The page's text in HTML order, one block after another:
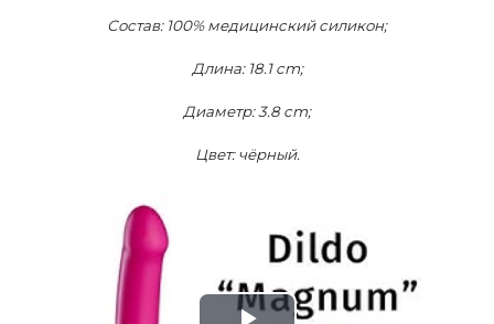
Состав: 100% медицинский силикон;
Длина: 18.1 cm;
Диаметр: 3.8 cm;
Цвет: чёрный.